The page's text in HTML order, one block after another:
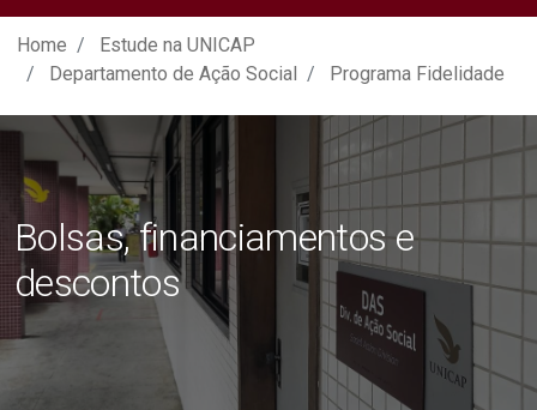
DAS | Programa Fidelidade - Unicap
Home
Estude na UNICAP
Departamento de Ação Social
Programa Fidelidade
Bolsas, financiamentos e
descontos